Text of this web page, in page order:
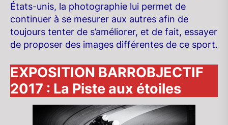
États-unis, la photographie lui permet de
continuer à se mesurer aux autres afin de
toujours tenter de s’améliorer, et de fait, essayer
de proposer des images différentes de ce sport.
EXPOSITION BARROBJECTIF
2017 : La Piste aux étoiles